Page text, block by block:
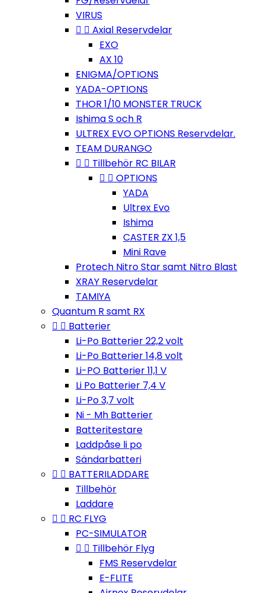
VIRUS
  Axial Reservdelar
EXO
AX 10
ENIGMA/OPTIONS
YADA-OPTIONS
THOR 1/10 MONSTER TRUCK
Ishima S och R
ULTREX EVO OPTIONS Reservdelar.
TEAM DURANGO
  Tillbehör RC BILAR
  OPTIONS
YADA
Ultrex Evo
Ishima
CASTER ZX 1,5
Mini Rave
Protech Nitro Star samt Nitro Blast
XRAY Reservdelar
TAMIYA
Quantum R samt RX
  Batterier
Li-Po Batterier 22,2 volt
Li-Po Batterier 14,8 volt
Li-PO Batterier 11,1 V
Li Po Batterier 7,4 V
Li-Po 3,7 volt
Ni - Mh Batterier
Batteritestare
Laddpåse li po
Sändarbatteri
  BATTERILADDARE
Tillbehör
Laddare
  RC FLYG
PC-SIMULATOR
  Tillbehör Flyg
FMS Reservdelar
E-FLITE